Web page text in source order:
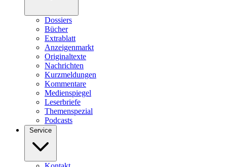
Dossiers
Bücher
Extrablatt
Anzeigenmarkt
Originaltexte
Nachrichten
Kurzmeldungen
Kommentare
Medienspiegel
Leserbriefe
Themenspezial
Podcasts
Service